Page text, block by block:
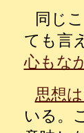
同じ
ても言
心もな
思想
いる。